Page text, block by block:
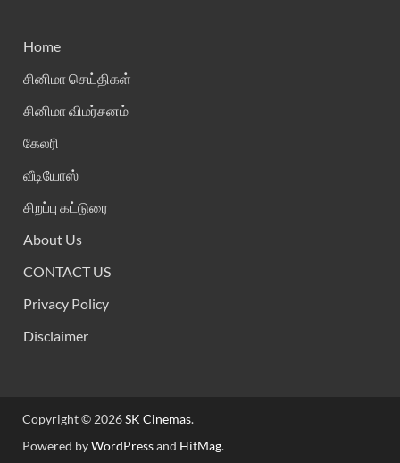
Home
சினிமா செய்திகள்
சினிமா விமர்சனம்
கேலரி
வீடியோஸ்
சிறப்பு கட்டுரை
About Us
CONTACT US
Privacy Policy
Disclaimer
Copyright © 2026SK Cinemas.
Powered byWordPressand HitMag.